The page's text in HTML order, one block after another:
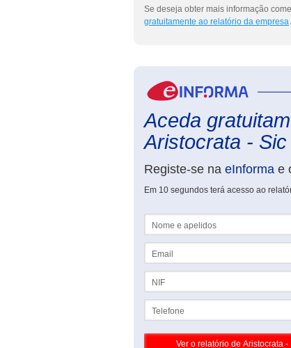
Se deseja obter mais informação
gratuitamente ao relatório da empresa
Aceda
Aristocrata - Sic
Registe-se na eInforma e
Em 10 segundos terá acesso ao